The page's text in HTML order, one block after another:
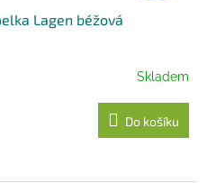
R
M
A
Lagen béžová
Skladem
Do košíku